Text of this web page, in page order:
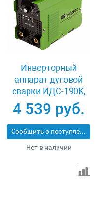
Инверторный
аппарат дуговой
сварки ИДС-190K,
190 А, ПВ 80%
Сибртех 94394
4 539 руб.
Сообщить о поступлении
Нет в наличии